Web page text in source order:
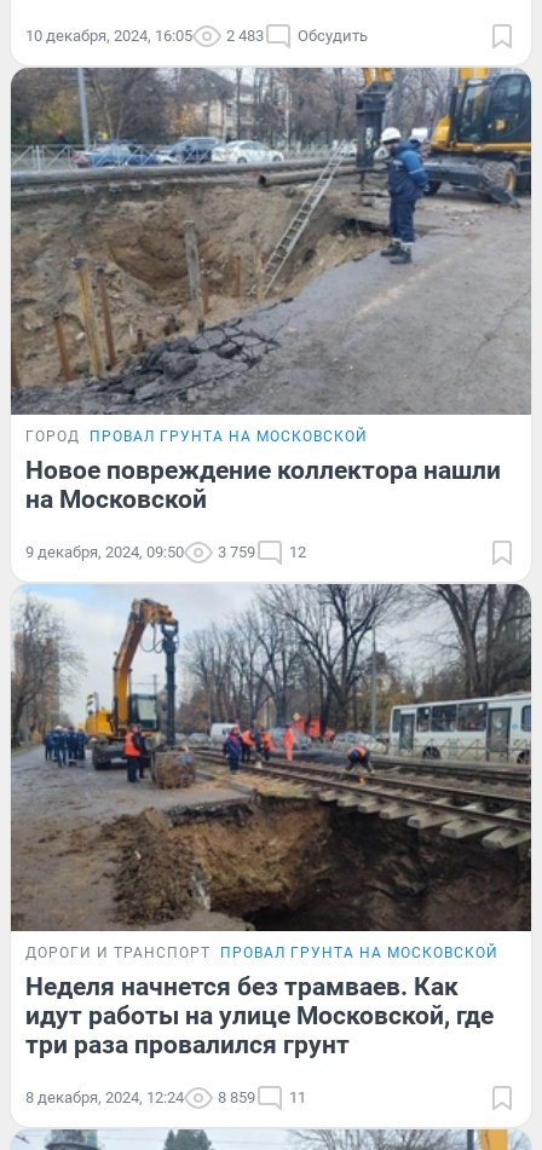
10 декабря, 2024, 16:05 2 483 Обсудить
ГОРОД ПРОВАЛ ГРУНТА НА МОСКОВСКОЙ
Новое повреждение коллектора нашли
на Московской
9 декабря, 2024, 09:50 3 759 12
ДОРОГИ И ТРАНСПОРТ ПРОВАЛ ГРУНТА НА МОСКОВСКОЙ
Неделя начнется без трамваев. Как
идут работы на улице Московской, где
три раза провалился грунт
8 декабря, 2024, 12:24 8 859 11